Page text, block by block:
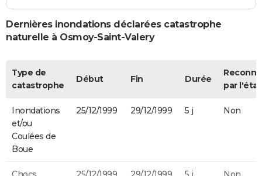
Dernières inondations déclarées catastrophe
naturelle à Osmoy-Saint-Valery
Type de
catastrophe
Début Fin Durée
par l'état
Inondations
et/ou
Coulées de
Boue
25/12/1999 29/12/1999 5 j Non